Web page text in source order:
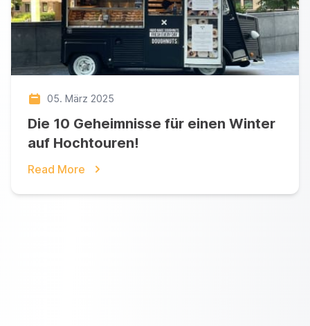
05. März 2025
Die 10 Geheimnisse für einen Winter
auf Hochtouren!
Read More